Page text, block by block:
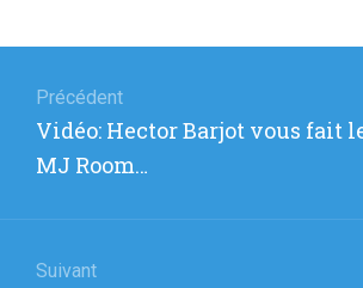
de
l’article
Précédent
Article
précédent
Vidéo: Hector Barjot vous fait
MJ Room…
Suivant